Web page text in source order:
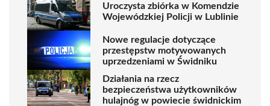
Uroczysta zbiórka w Komendzie
Wojewódzkiej Policji w Lublinie
Nowe regulacje dotyczące
przestępstw motywowanych
uprzedzeniami w Świdniku
Działania na rzecz
bezpieczeństwa użytkowników
hulajnóg w powiecie świdnickim